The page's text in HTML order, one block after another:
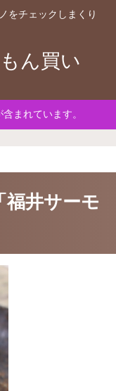
をチェックしまくり
ん買い
まれています。
井サーモ